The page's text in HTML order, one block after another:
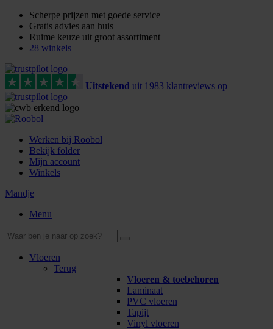
Scherpe prijzen met goede service
Gratis advies aan huis
Ruime keuze uit groot assortiment
28 winkels
Uitstekend uit 1983 klantreviews op
Werken bij Roobol
Bekijk folder
Mijn account
Winkels
Mandje
Menu
Vloeren
Terug
Vloeren & toebehoren
Laminaat
PVC vloeren
Tapijt
Vinyl vloeren